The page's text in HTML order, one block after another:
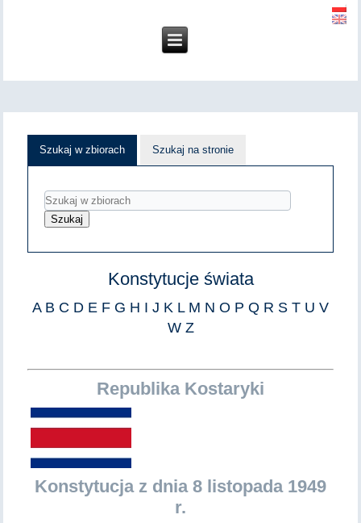
Szukaj w zbiorach Szukaj na stronie
Konstytucje świata
A B C D E F G H I J K L M N O P Q R S T U V
W Z
Republika Kostaryki
Konstytucja z dnia 8 listopada 1949
r.